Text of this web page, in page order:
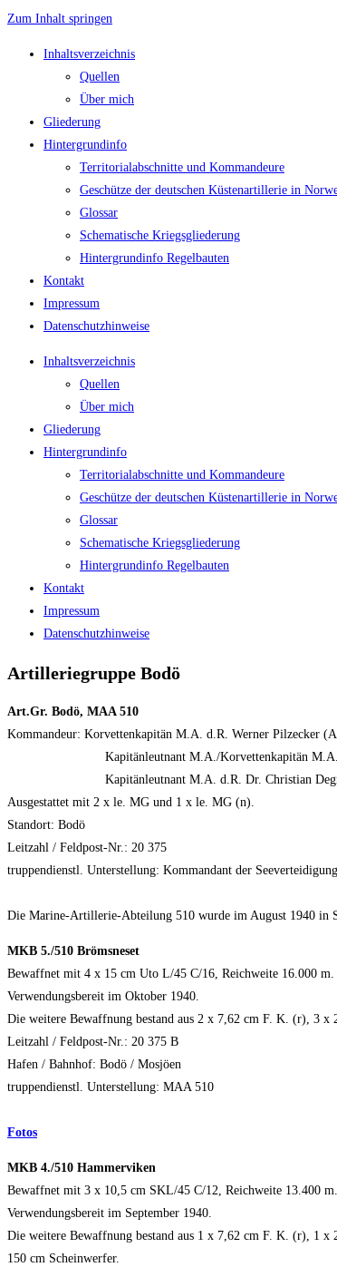
Zum Inhalt springen
Inhaltsverzeichnis
Quellen
Über mich
Gliederung
Hintergrundinfo
Territorialabschnitte und Kommandeure
Geschütze der deutschen Küstenartillerie in
Glossar
Schematische Kriegsgliederung
Hintergrundinfo Regelbauten
Kontakt
Impressum
Datenschutzhinweise
Inhaltsverzeichnis
Quellen
Über mich
Gliederung
Hintergrundinfo
Territorialabschnitte und Kommandeure
Geschütze der deutschen Küstenartillerie in
Glossar
Schematische Kriegsgliederung
Hintergrundinfo Regelbauten
Kontakt
Impressum
Datenschutzhinweise
Artilleriegruppe Bodö
Art.Gr. Bodö, MAA 510
Kommandeur: Korvettenkapitän M.A. d.R. Werner Pilzecker
Kapitänleutnant M.A./Korvettenkapitän M.A.
Kapitänleutnant M.A. d.R. Dr. Christian Degn
Ausgestattet mit 2 x le. MG und 1 x le. MG (n).
Standort: Bodö
Leitzahl / Feldpost-Nr.: 20 375
truppendienstl. Unterstellung: Kommandant der
Die Marine-Artillerie-Abteilung 510 wurde im August 1940 in
MKB 5./510 Brömsneset
Bewaffnet mit 4 x 15 cm Uto L/45 C/16, Reichweite 16.000 m.
Verwendungsbereit im Oktober 1940.
Die weitere Bewaffnung bestand aus 2 x 7,62 cm F. K. (r), 3
Leitzahl / Feldpost-Nr.: 20 375 B
Hafen / Bahnhof: Bodö / Mosjöen
truppendienstl. Unterstellung: MAA 510
Fotos
MKB 4./510 Hammerviken
Bewaffnet mit 3 x 10,5 cm SKL/45 C/12, Reichweite 13.400 m.
Verwendungsbereit im September 1940.
Die weitere Bewaffnung bestand aus 1 x 7,62 cm F. K. (r), 1
150 cm Scheinwerfer.